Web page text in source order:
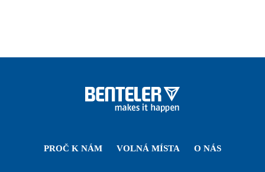
PROČ K NÁM VOLNÁ MÍSTA O NÁS